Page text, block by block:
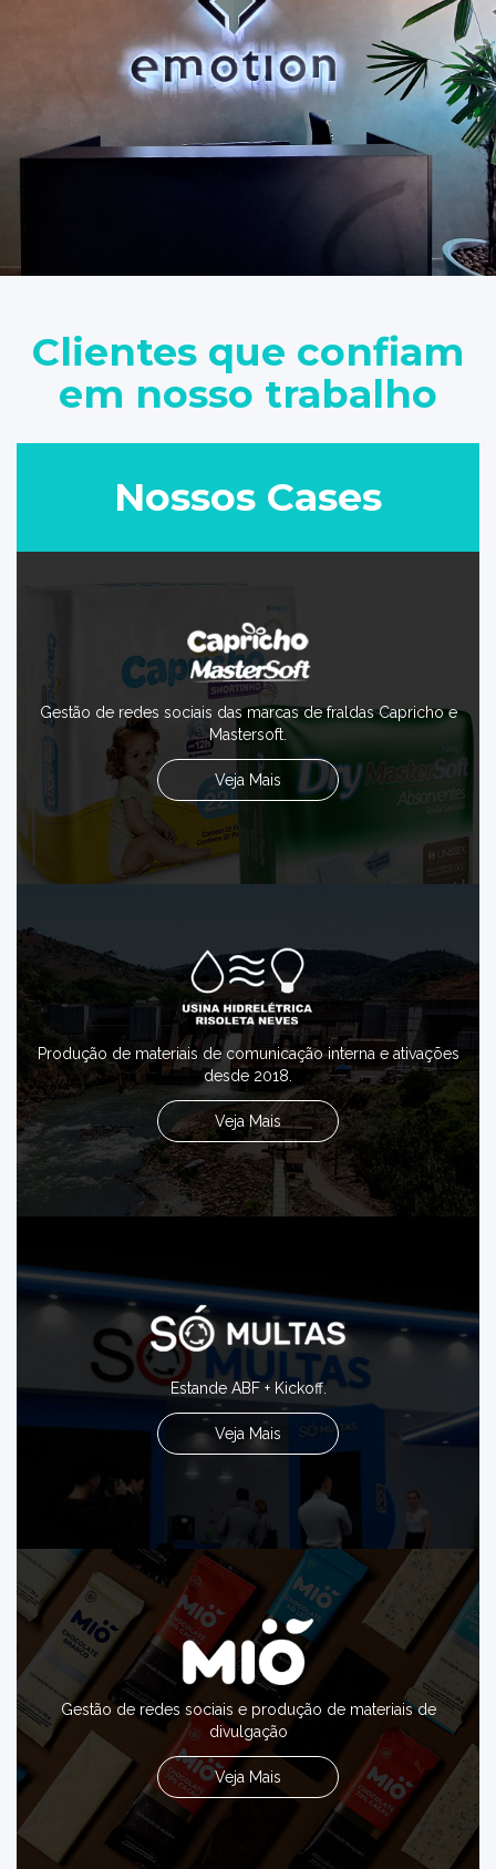
Clientes que confiam
em nosso trabalho
Nossos Cases
Gestão de redes sociais das marcas de fraldas Capricho e
Mastersoft.
Veja Mais
Produção de materiais de comunicação interna e ativações
desde 2018.
Veja Mais
Estande ABF + Kickoff.
Veja Mais
Gestão de redes sociais e produção de materiais de
divulgação
Veja Mais